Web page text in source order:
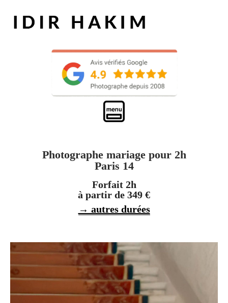
Photographe mariage pour 2h
Paris 14
Forfait 2h
à partir de 349 €
→ autres durées